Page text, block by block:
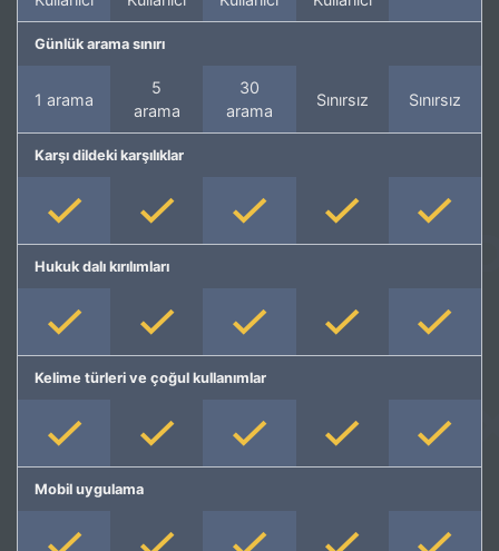
Günlük arama sınırı
1 arama
5
arama
30
arama
Sınırsız Sınırsız
Karşı dildeki karşılıklar
Hukuk dalı kırılımları
Kelime türleri ve çoğul kullanımlar
Mobil uygulama